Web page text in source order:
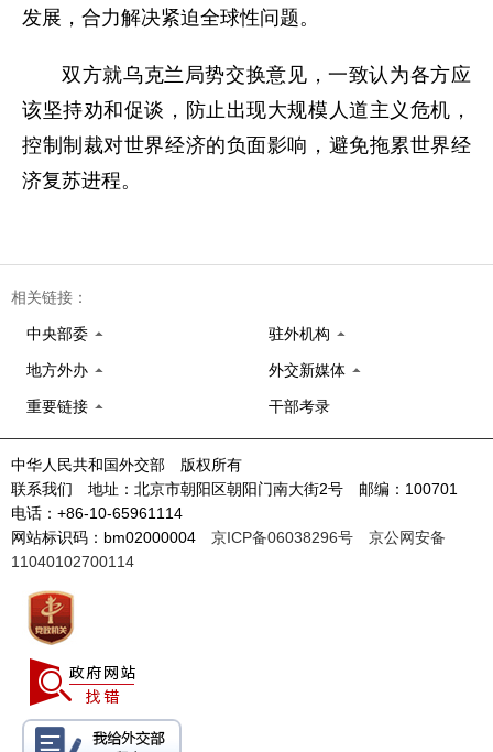
发展，合力解决紧迫全球性问题。
双方就乌克兰局势交换意见，一致认为各方应
该坚持劝和促谈，防止出现大规模人道主义危机，
控制制裁对世界经济的负面影响，避免拖累世界经
济复苏进程。
相关链接：
中央部委 驻外机构
地方外办 外交新媒体
重要链接 干部考录
中华人民共和国外交部 版权所有
联系我们 地址：北京市朝阳区朝阳门南大街2号 邮编：100701
电话：+86-10-65961114
网站标识码：bm02000004 京ICP备06038296号
京公网安备
11040102700114